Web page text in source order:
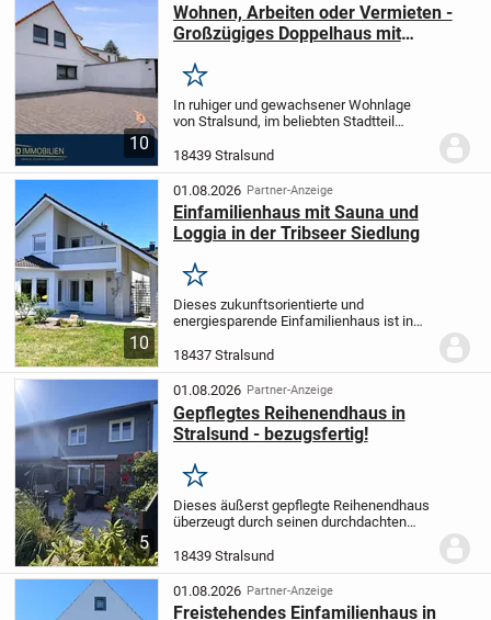
10
Wohnen, Arbeiten oder Vermieten -
Großzügiges Doppelhaus mit
Stralsund
Merken
In ruhiger und gewachsener Wohnlage
von Stralsund, im beliebten Stadtteil
großzügige Doppelhaus-Ensemble auf
einem ca. 1.354 m² großen Grundstück.
Die Immobilie...
18439 Stralsund
10
01.08.2026 Partner-Anzeige
Einfamilienhaus mit Sauna und
Loggia in der Tribseer Siedlung
Merken
Dieses zukunftsorientierte und
energiesparende Einfamilienhaus ist in
gelegen. In dieser ruhigen und
familienfreundlichen Umgebung wurde
das Haus im Jahr 1994...
18437 Stralsund
5
01.08.2026 Partner-Anzeige
Gepflegtes Reihenendhaus in
Stralsund - bezugsfertig!
Merken
Dieses äußerst gepflegte Reihenendhaus
überzeugt durch seinen durchdachten
Garten sowie eine Garage und bietet
ideale Voraussetzungen für Paare oder
Familien, die...
18439 Stralsund
01.08.2026 Partner-Anzeige
Freistehendes Einfamilienhaus in